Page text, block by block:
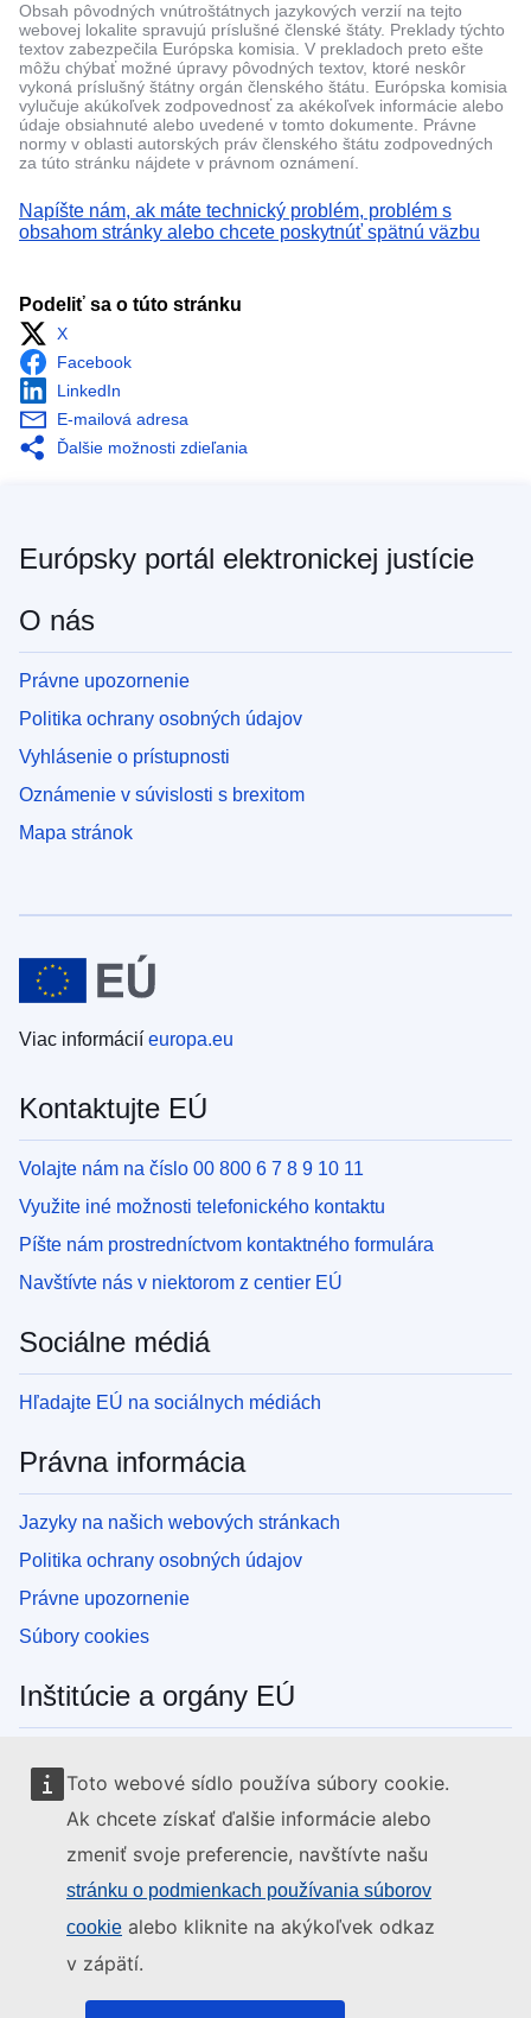
Toto webové sídlo používa súbory cookie.
Ak chcete získať ďalšie informácie alebo
zmeniť svoje preferencie, navštívte našu
stránku o podmienkach používania súborov
cookie alebo kliknite na akýkoľvek odkaz
v zápätí.
Obsah pôvodných vnútroštátnych jazykových verzií na tejto
webovej lokalite spravujú príslušné členské štáty. Preklady týchto
textov zabezpečila Európska komisia. V prekladoch preto ešte
môžu chýbať možné úpravy pôvodných textov, ktoré neskôr
vykoná príslušný štátny orgán členského štátu. Európska komisia
vylučuje akúkoľvek zodpovednosť za akékoľvek informácie alebo
údaje obsiahnuté alebo uvedené v tomto dokumente. Právne
normy v oblasti autorských práv členského štátu zodpovedných
za túto stránku nájdete v právnom oznámení.
Napíšte nám, ak máte technický problém, problém s
obsahom stránky alebo chcete poskytnúť spätnú väzbu
Podeliť sa o túto stránku
X
Facebook
LinkedIn
E-mailová adresa
Ďalšie možnosti zdieľania
Európsky portál elektronickej justície
O nás
Právne upozornenie
Politika ochrany osobných údajov
Vyhlásenie o prístupnosti
Oznámenie v súvislosti s brexitom
Mapa stránok
Viac informácií europa.eu
Kontaktujte EÚ
Volajte nám na číslo 00 800 6 7 8 9 10 11
Využite iné možnosti telefonického kontaktu
Píšte nám prostredníctvom kontaktného formulára
Navštívte nás v niektorom z centier EÚ
Sociálne médiá
Hľadajte EÚ na sociálnych médiách
Právna informácia
Jazyky na našich webových stránkach
Politika ochrany osobných údajov
Právne upozornenie
Súbory cookies
Inštitúcie a orgány EÚ